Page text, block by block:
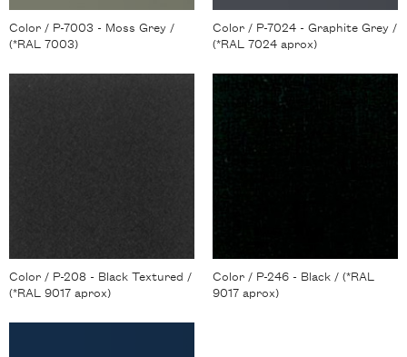
Color / P-7003 - Moss Grey /
(*RAL 7003)
Color / P-7024 - Graphite Grey /
(*RAL 7024 aprox)
Color / P-208 - Black Textured /
(*RAL 9017 aprox)
Color / P-246 - Black / (*RAL
9017 aprox)